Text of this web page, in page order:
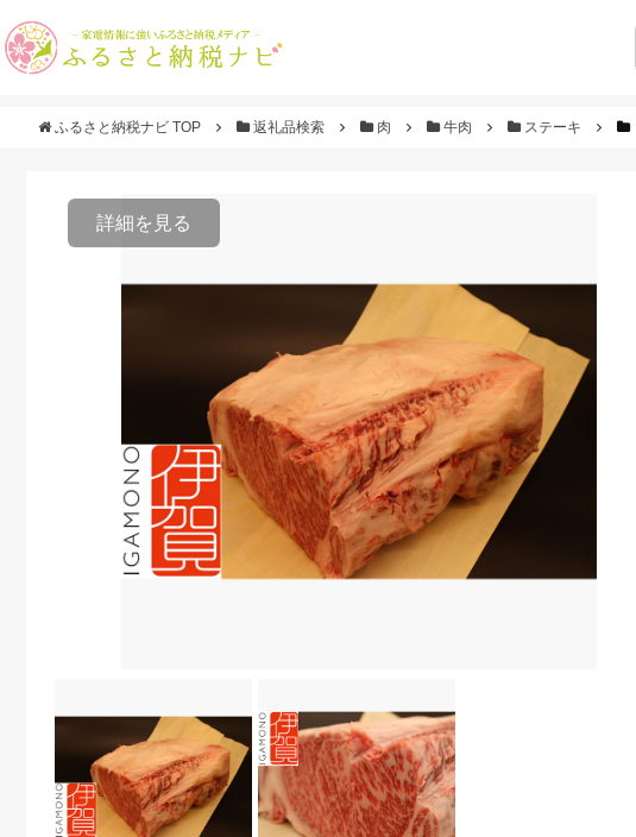
ふるさと納税ナビ TOP 返礼品検索 肉 牛肉 ステーキ
詳細を見る